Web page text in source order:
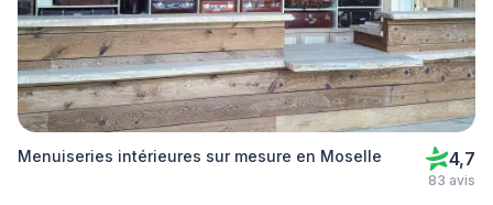
Menuiseries intérieures sur mesure en Moselle 4,7
83 avis